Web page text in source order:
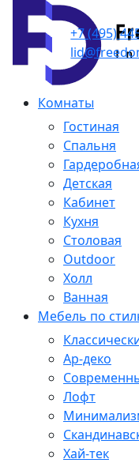
+7 (495)
Комнаты
Гостиная
Спальня
Детская
Кабинет
Кухня
Столовая
Outdoor
Холл
Ванная
Мебель по
Ар-деко
Лофт
Хай-тек